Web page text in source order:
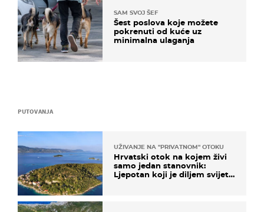
PUTOVANJA
UŽIVANJE NA "PRIVATNOM" OTOKU
Hrvatski otok na kojem živi
samo jedan stanovnik:
Ljepotan koji je diljem svijeta
SAM SVOJ ŠEF
Šest poslova koje možete
pokrenuti od kuće uz
minimalna ulaganja